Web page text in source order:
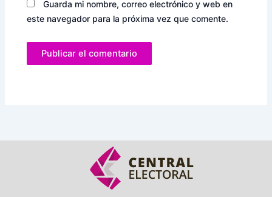
Guarda mi nombre, correo electrónico y web en
este navegador para la próxima vez que comente.